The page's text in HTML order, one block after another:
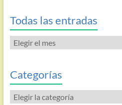
Todas las entradas
Todas
las
Categorías
Categorías